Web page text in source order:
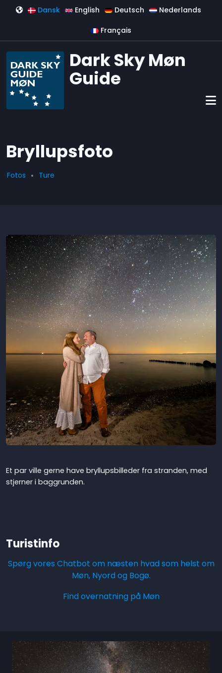
Gå til hovedindhold
Dansk English Deutsch Nederlands
Français
Dark Sky Møn
Guide
Bryllupsfoto
Fotos Ture
Et par ville gerne have bryllupsbilleder fra stranden, med
stjerner i baggrunden.
Turistinfo
Spørg vores Chatbot om næsten hvad som helst om
Møn, Nyord og Bogø.
Find overnatning på Møn